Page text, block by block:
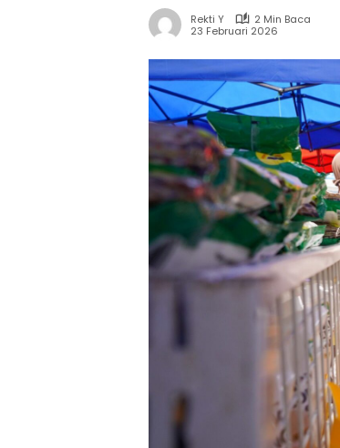
Rekti Y
2 Min Baca
23 Februari 2026